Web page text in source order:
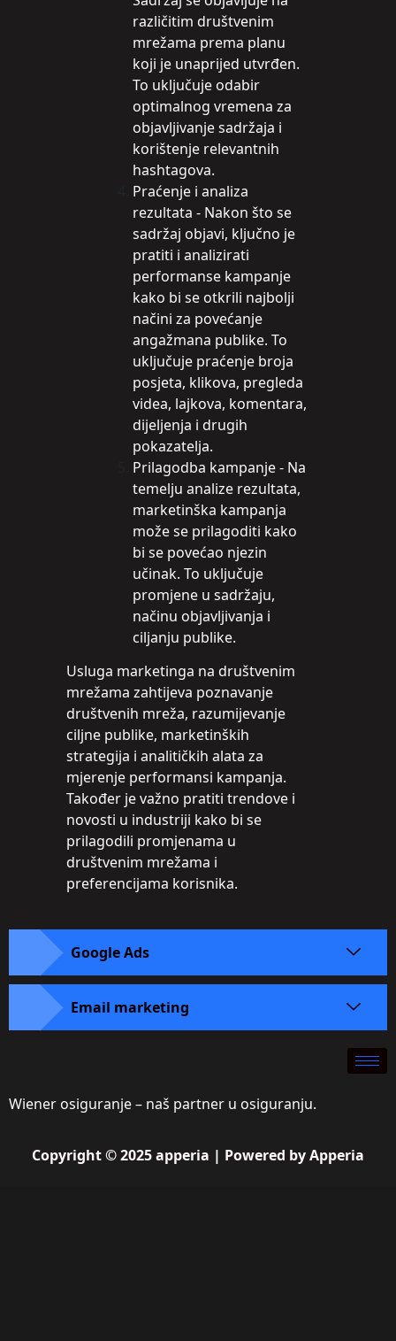
različitim društvenim
mrežama prema planu
koji je unaprijed utvrđen.
To uključuje odabir
optimalnog vremena za
objavljivanje sadržaja i
korištenje relevantnih
hashtagova.
Praćenje i analiza
rezultata - Nakon što se
sadržaj objavi, ključno je
pratiti i analizirati
performanse kampanje
kako bi se otkrili najbolji
načini za povećanje
angažmana publike. To
uključuje praćenje broja
posjeta, klikova, pregleda
videa, lajkova, komentara,
dijeljenja i drugih
pokazatelja.
Prilagodba kampanje - Na
temelju analize rezultata,
marketinška kampanja
može se prilagoditi kako
bi se povećao njezin
učinak. To uključuje
promjene u sadržaju,
načinu objavljivanja i
ciljanju publike.
Usluga marketinga na društvenim
mrežama zahtijeva poznavanje
društvenih mreža, razumijevanje
ciljne publike, marketinških
strategija i analitičkih alata za
mjerenje performansi kampanja.
Također je važno pratiti trendove i
novosti u industriji kako bi se
prilagodili promjenama u
društvenim mrežama i
preferencijama korisnika.
Google Ads
Email marketing
Wiener osiguranje – naš partner u osiguranju.
Copyright © 2025 apperia | Powered by Apperia